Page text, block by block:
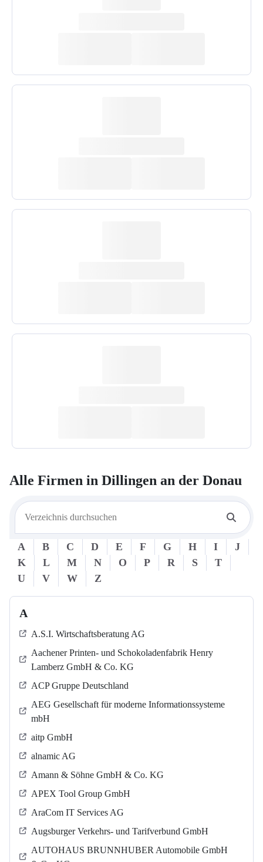
Alle Firmen in Dillingen an der Donau
A B C D E F G H I
J
K
L M N O P R S
T
U
V W Z
A
A.S.I. Wirtschaftsberatung AG
Aachener Printen- und Schokoladenfabrik Henry
Lamberz GmbH & Co. KG
ACP Gruppe Deutschland
AEG Gesellschaft für moderne Informationssysteme
mbH
aitp GmbH
alnamic AG
Amann & Söhne GmbH & Co. KG
APEX Tool Group GmbH
AraCom IT Services AG
Augsburger Verkehrs- und Tarifverbund GmbH
AUTOHAUS BRUNNHUBER Automobile GmbH